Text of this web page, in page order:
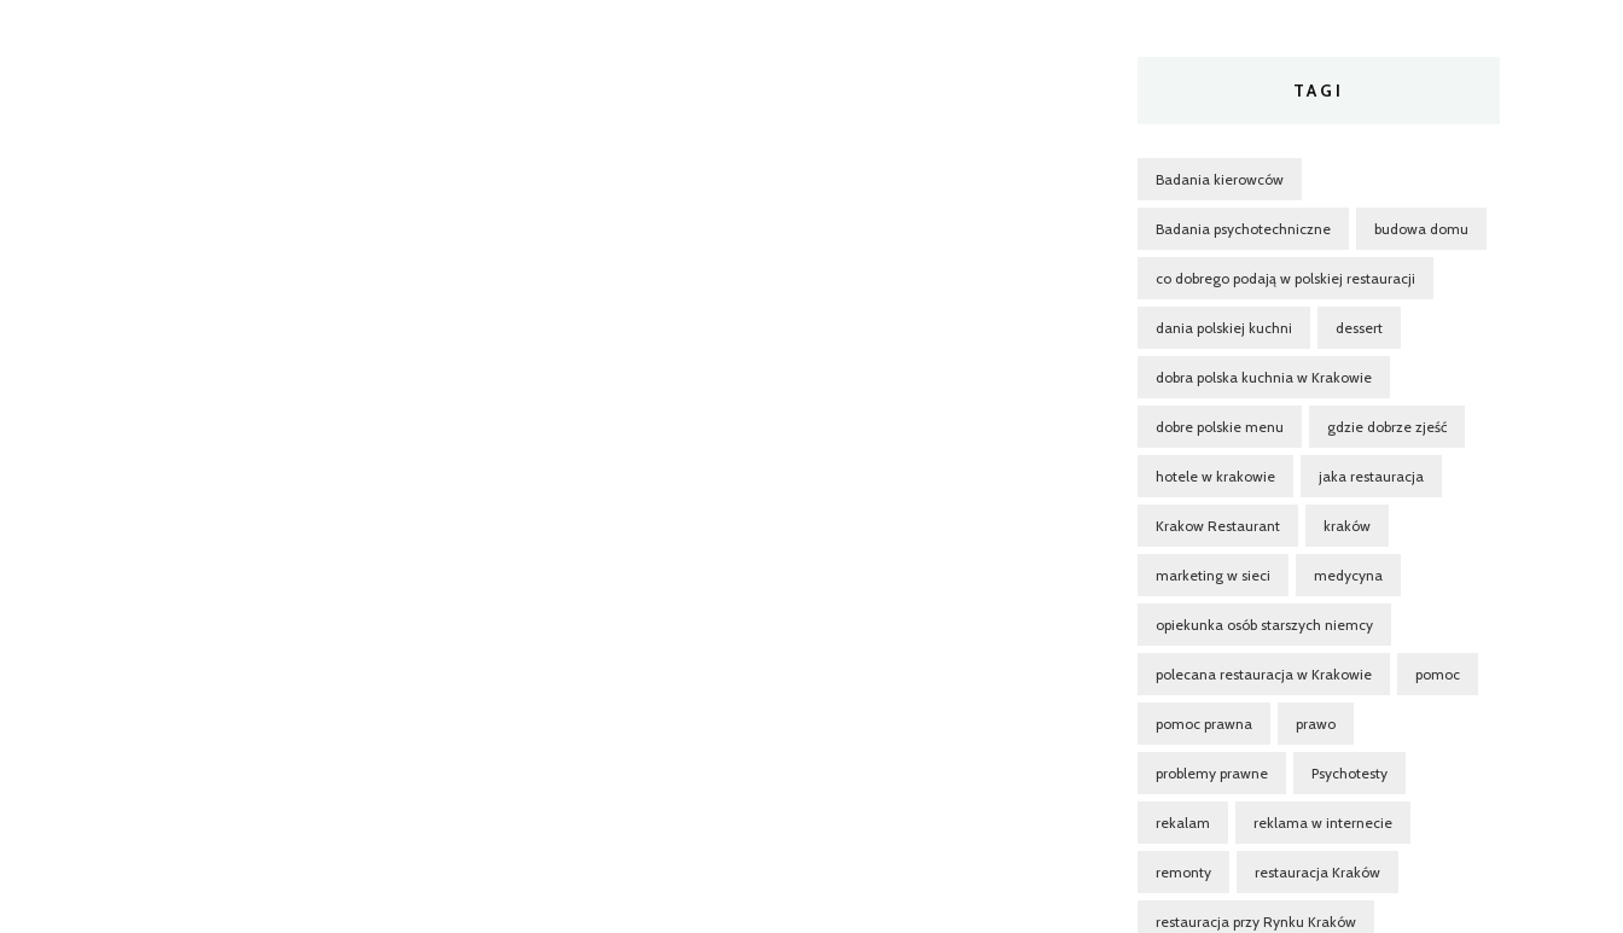
TAGI
Badania kierowców
Badania psychotechniczne budowa domu
co dobrego podają w polskiej restauracji
dania polskiej kuchni dessert
dobra polska kuchnia w Krakowie
dobre polskie menu gdzie dobrze zjeść
hotele w krakowie jaka restauracja
Krakow Restaurant kraków
marketing w sieci medycyna
opiekunka osób starszych niemcy
polecana restauracja w Krakowie pomoc
pomoc prawna prawo
problemy prawne Psychotesty
rekalam reklama w internecie
remonty restauracja Kraków
restauracja przy Rynku Kraków